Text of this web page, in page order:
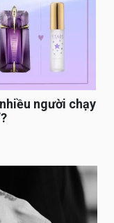
người chạy